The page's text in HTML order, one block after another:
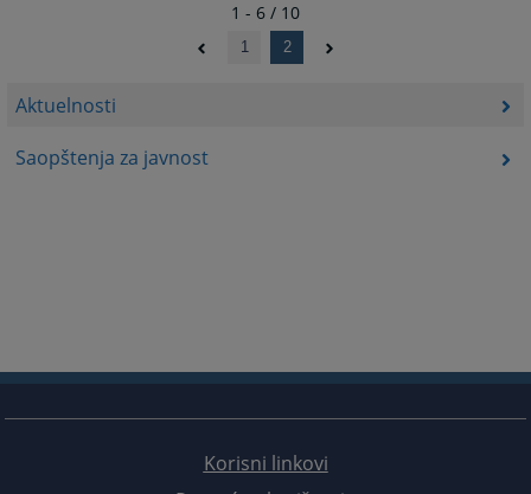
Aktuelnosti
Saopštenja za javnost
1 - 6 / 10
1 2
Korisni linkovi